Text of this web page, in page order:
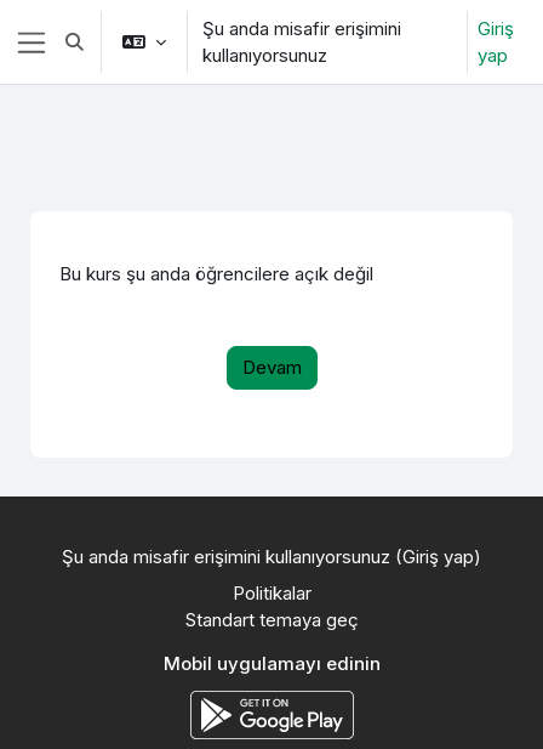
Ana içeriğe git
Yan panel
Arama girişini değiştir
Şu anda misafir erişimini
kullanıyorsunuz
Giriş
yap
Bu kurs şu anda öğrencilere açık değil
Devam
Şu anda misafir erişimini kullanıyorsunuz (Giriş yap)
Politikalar
Standart temaya geç
Mobil uygulamayı edinin